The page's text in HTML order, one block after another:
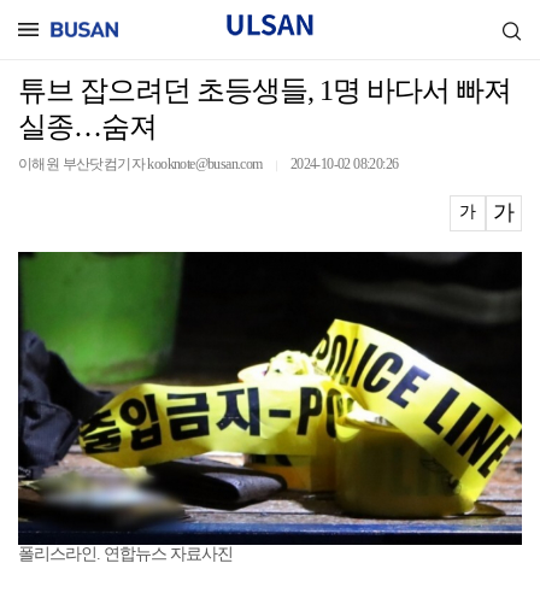
튜브 잡으려던 초등생들, 1명 바다서 빠져
실종…숨져
이해원 부산닷컴기자 kooknote@busan.com 2024-10-02 08:20:26
가 가
폴리스라인. 연합뉴스 자료사진